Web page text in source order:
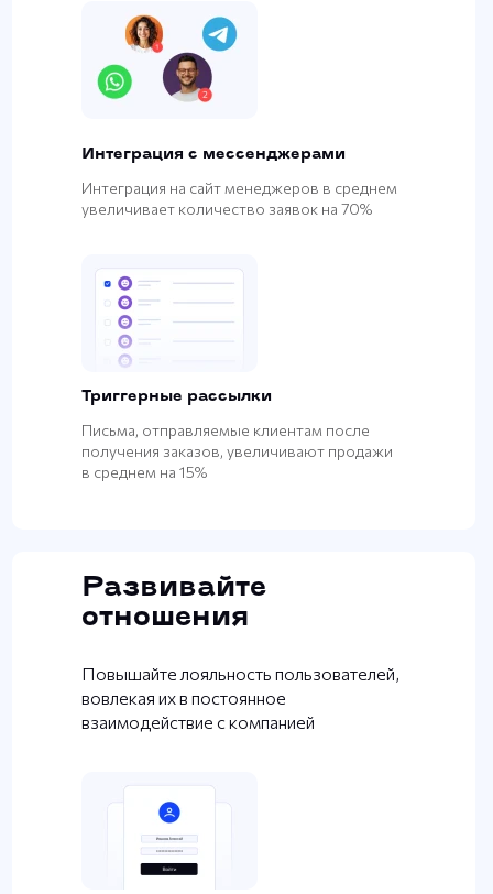
Развивайте
отношения
Повышайте лояльность пользователей,
вовлекая их в постоянное
взаимодействие с компанией
Интеграция с мессенджерами
Триггерные рассылки
Интеграция на сайт менеджеров в среднем
увеличивает количество заявок на 70%
Письма, отправляемые клиентам после
получения заказов, увеличивают продажи
в среднем на 15%